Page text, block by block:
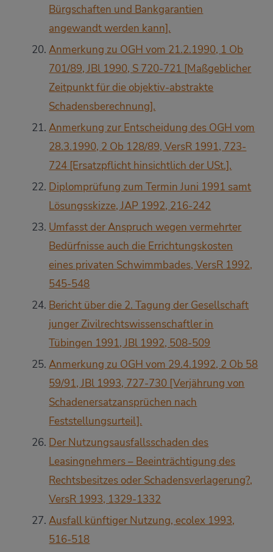
Bürgschaften und Bankgarantien
angewandt werden kann].
Anmerkung zu OGH vom 21.2.1990, 1 Ob
701/89, JBl 1990, S 720-721 [Maßgeblicher
Zeitpunkt für die objektiv-abstrakte
Schadensberechnung].
Anmerkung zur Entscheidung des OGH vom
28.3.1990, 2 Ob 128/89, VersR 1991, 723-
724 [Ersatzpflicht hinsichtlich der USt.].
Diplomprüfung zum Termin Juni 1991 samt
Lösungsskizze, JAP 1992, 216-242
Umfasst der Anspruch wegen vermehrter
Bedürfnisse auch die Errichtungskosten
eines privaten Schwimmbades, VersR 1992,
545-548
Bericht über die 2. Tagung der Gesellschaft
junger Zivilrechtswissenschaftler in
Tübingen 1991, JBl 1992, 508-509
Anmerkung zu OGH vom 29.4.1992, 2 Ob 58
59/91, JBl 1993, 727-730 [Verjährung von
Schadenersatzansprüchen nach
Feststellungsurteil].
Der Nutzungsausfallsschaden des
Leasingnehmers – Beeinträchtigung des
Rechtsbesitzes oder Schadensverlagerung?,
VersR 1993, 1329-1332
Ausfall künftiger Nutzung, ecolex 1993,
516-518